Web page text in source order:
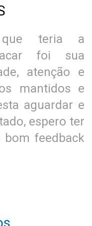
teria a
foi sua
atenção e
mantidos e
aguardar e
espero ter
bom feedback